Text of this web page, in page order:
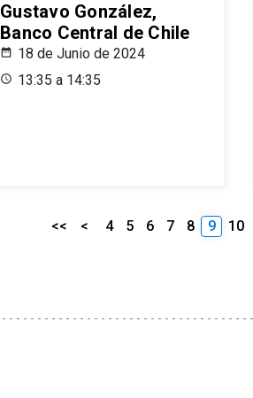
Gustavo González,
Banco Central de Chile
18 de Junio de 2024
13:35 a 14:35
<< < 4 5 6 7 8 9 10